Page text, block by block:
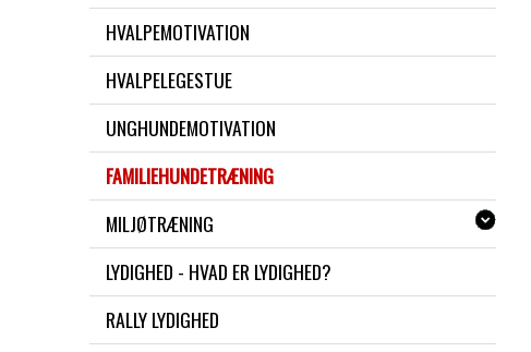
HVALPEMOTIVATION
HVALPELEGESTUE
UNGHUNDEMOTIVATION
FAMILIEHUNDETRÆNING
MILJØTRÆNING
LYDIGHED - HVAD ER LYDIGHED?
RALLY LYDIGHED